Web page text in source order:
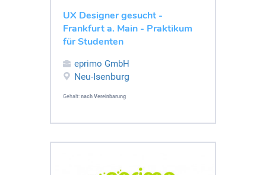
UX Designer gesucht -
Frankfurt a. Main - Praktikum
für Studenten
eprimo GmbH
Neu-Isenburg
Gehalt: nach Vereinbarung